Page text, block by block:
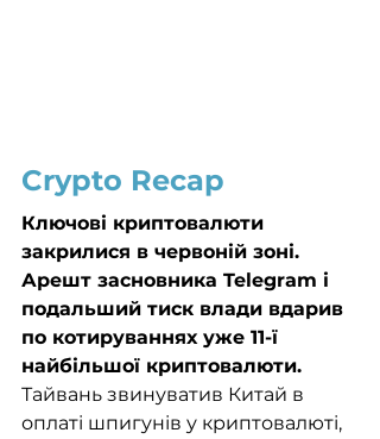
Crypto Recap
Ключові криптовалюти
закрилися в червоній зоні.
Арешт засновника Telegram і
подальший тиск влади вдарив
по котируваннях уже 11-ї
найбільшої криптовалюти.
Тайвань звинуватив Китай в
оплаті шпигунів у криптовалюті,